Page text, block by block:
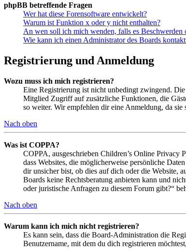
phpBB betreffende Fragen
Wer hat diese Forensoftware entwickelt?
Warum ist Funktion x oder y nicht enthalten?
An wen soll ich mich wenden, falls es
Wie kann ich einen Administrator des Boards
Registrierung und Anmeldung
Wozu muss ich mich registrieren?
Eine Registrierung ist nicht unbedingt zwingend.
Mitglied Zugriff auf zusätzliche Funktionen, die
so weiter. Wir empfehlen dir eine Anmeldung, da
Nach oben
Was ist COPPA?
COPPA, ausgeschrieben Children’s Online Privacy
dass Websites, die möglicherweise persönliche
dir unsicher bist, ob dies auf dich oder die Website,
Boards keine Rechtsberatung anbieten kann und
oder juristische Anfragen zu diesem Forum gibt?“
Nach oben
Warum kann ich mich nicht registrieren?
Es kann sein, dass die Board-Administration die
Benutzername, mit dem du dich registrieren